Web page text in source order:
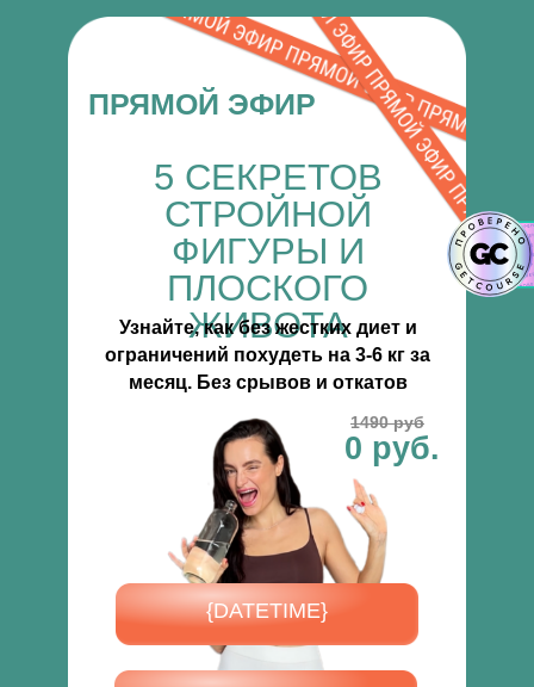
5 СЕКРЕТОВ
СТРОЙНОЙ
ФИГУРЫ И
ПЛОСКОГО
ЖИВОТА
ПРЯМОЙ ЭФИР
Узнайте, как без жестких диет и
ограничений похудеть на 3-6 кг за
месяц. Без срывов и откатов
{DATETIME}
1490 руб
0 руб.